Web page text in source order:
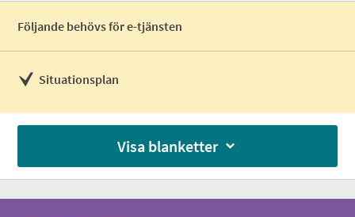
Följande behövs för e-tjänsten
Situationsplan
Visa blanketter